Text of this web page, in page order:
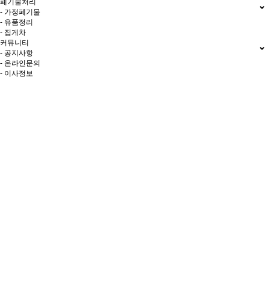
- 가정폐기물
- 유품정리
- 집게차
커뮤니티
- 공지사항
- 온라인문의
- 이사정보